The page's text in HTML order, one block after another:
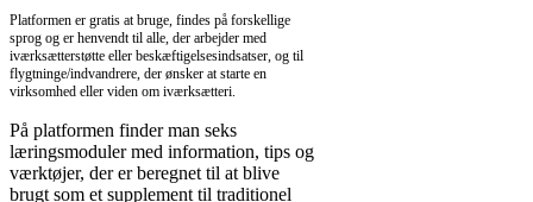
Platformen er gratis at bruge, findes på forskellige
sprog og er henvendt til alle, der arbejder med
iværksætterstøtte eller beskæftigelsesindsatser, og til
flygtninge/indvandrere, der ønsker at starte en
virksomhed eller viden om iværksætteri.
På platformen finder man seks
læringsmoduler med information, tips og
værktøjer, der er beregnet til at blive
brugt som et supplement til traditionel